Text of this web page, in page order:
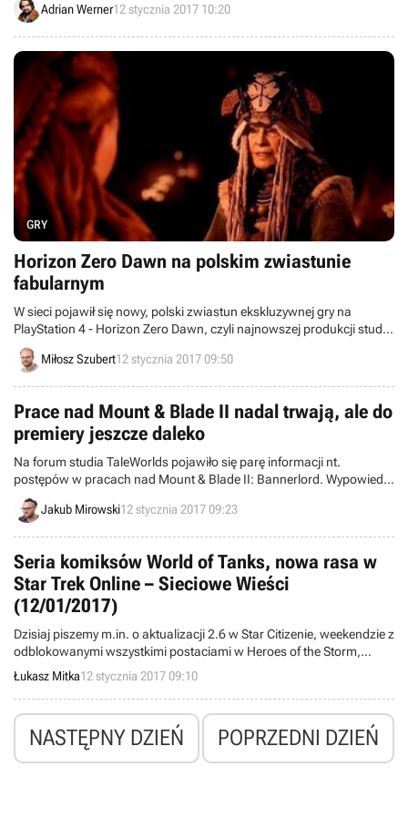
Adrian Werner12 stycznia 2017 10:20
GRY
Horizon Zero Dawn na polskim zwiastunie
fabularnym
W sieci pojawił się nowy, polski zwiastun ekskluzywnej gry na
PlayStation 4 - Horizon Zero Dawn, czyli najnowszej produkcji studia
Guerrilla Games. Stanowi on nie tylko kolejne wprowadzenie do
fabuły, ale również możemy usłyszeć w nim nasz rodzimy dubbing w
Miłosz Szubert12 stycznia 2017 09:50
Prace nad Mount & Blade II nadal trwają, ale do
premiery jeszcze daleko
Na forum studia TaleWorlds pojawiło się parę informacji nt.
postępów w pracach nad Mount & Blade II: Bannerlord. Wypowiedzi
menadżera ds. społeczności sugerują, że projekt nadal jest daleki od
ukończenia.
Jakub Mirowski12 stycznia 2017 09:23
Seria komiksów World of Tanks, nowa rasa w
Star Trek Online – Sieciowe Wieści
(12/01/2017)
Dzisiaj piszemy m.in. o aktualizacji 2.6 w Star Citizenie, weekendzie z
odblokowanymi wszystkimi postaciami w Heroes of the Storm,
nadchodzącej rasie w Star Treku Online czy nowych komiksach ze
świata World of Tanks.
Łukasz Mitka12 stycznia 2017 09:10
NASTĘPNY DZIEŃ POPRZEDNI DZIEŃ